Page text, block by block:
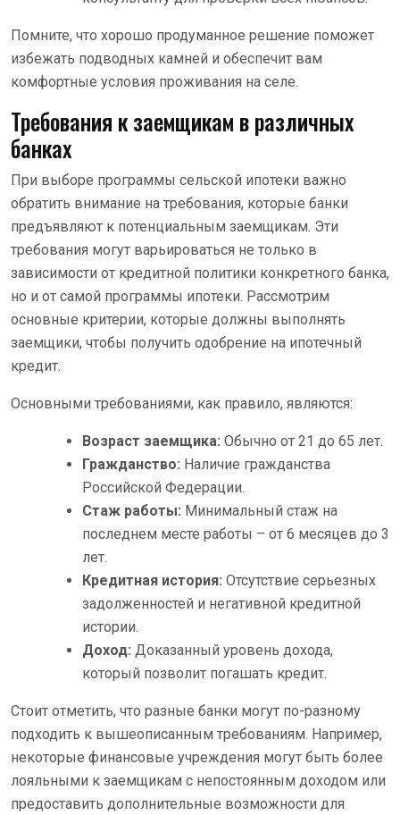
Помните, что хорошо продуманное решение поможет
избежать подводных камней и обеспечит вам
комфортные условия проживания на селе.
Требования к заемщикам в различных
банках
При выборе программы сельской ипотеки важно
обратить внимание на требования, которые банки
предъявляют к потенциальным заемщикам. Эти
требования могут варьироваться не только в
зависимости от кредитной политики конкретного банка,
но и от самой программы ипотеки. Рассмотрим
основные критерии, которые должны выполнять
заемщики, чтобы получить одобрение на ипотечный
кредит.
Основными требованиями, как правило, являются:
Возраст заемщика: Обычно от 21 до 65 лет.
Гражданство: Наличие гражданства
Российской Федерации.
Стаж работы: Минимальный стаж на
последнем месте работы – от 6 месяцев до 3
лет.
Кредитная история: Отсутствие серьезных
задолженностей и негативной кредитной
истории.
Доход: Доказанный уровень дохода,
который позволит погашать кредит.
Стоит отметить, что разные банки могут по-разному
подходить к вышеописанным требованиям. Например,
некоторые финансовые учреждения могут быть более
лояльными к заемщикам с непостоянным доходом или
предоставить дополнительные возможности для